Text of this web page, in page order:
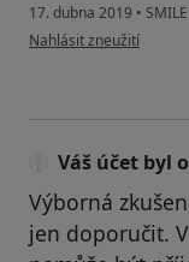
17. dubna 2019 •
podle názoru uživatele
Nahlásit zneužití
Váš účet byl
Výborná
jen doporučit.